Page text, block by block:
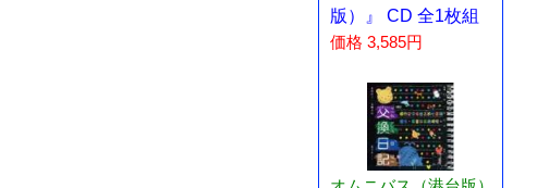
版）』 CD 全1枚組
価格 3,585円